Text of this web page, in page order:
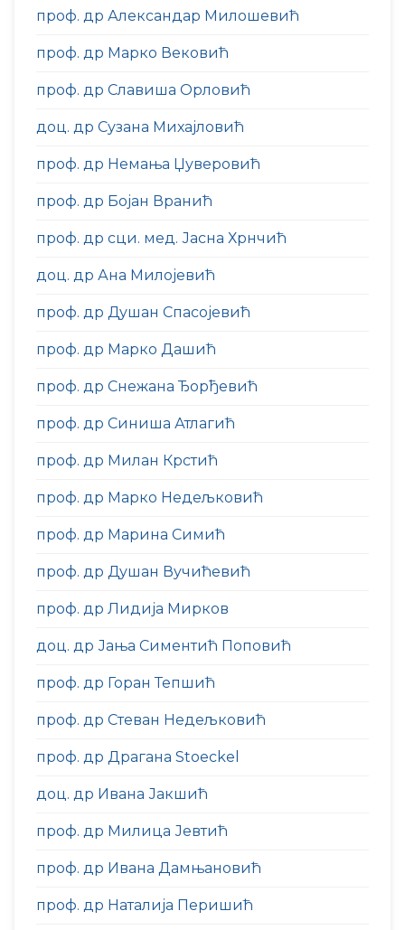
проф. др Александар Милошевић
проф. др Марко Вековић
проф. др Славиша Орловић
доц. др Сузана Михајловић
проф. др Немања Џуверовић
проф. др Бојан Вранић
проф. др сци. мед. Јасна Хрнчић
доц. др Ана Милојевић
проф. др Душан Спасојевић
проф. др Марко Дашић
проф. др Снежана Ђорђевић
проф. др Синиша Атлагић
проф. др Милан Крстић
проф. др Марко Недељковић
проф. др Марина Симић
проф. др Душан Вучићевић
проф. др Лидија Мирков
доц. др Јања Симентић Поповић
проф. др Горан Тепшић
проф. др Стеван Недељковић
проф. др Драгана Stoeckel
доц. др Ивана Јакшић
проф. др Милица Јевтић
проф. др Ивана Дамњановић
проф. др Наталија Перишић